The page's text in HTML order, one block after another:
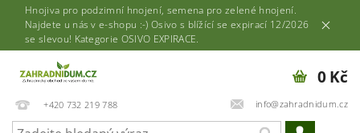
Hnojiva pro podzimní hnojení, semena pro zelené hnojení.
Najdete u nás v e-shopu :-) Osivo s blížící se expirací 12/2026
se slevou! Kategorie OSIVO EXPIRACE.
+420 732 219 788 info@zahradnidum.cz
0 Kč